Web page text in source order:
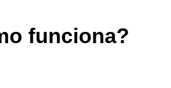
funciona?